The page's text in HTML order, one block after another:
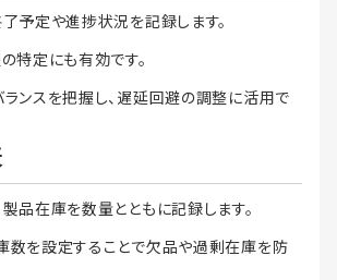
予定や進捗状況を記録します。
特定にも有効です。
ンスを把握し、遅延回避の調整に活用で
品在庫を数量とともに記録します。
数を設定することで欠品や過剰在庫を防